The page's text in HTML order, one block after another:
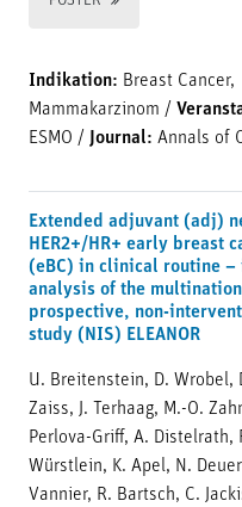
Indikation: Breast Cancer,
Mammakarzinom /
ESMO / Journal: Annals of
Extended adjuvant (adj)
HER2+/HR+ early breast
(eBC) in clinical routine –
analysis of the
prospective, non-
study (NIS) ELEANOR
U. Breitenstein, D. Wrobel,
Zaiss, J. Terhaag, M.-O.
Perlova-Griff, A. Distelrath,
Würstlein, K. Apel, N.
Vannier, R. Bartsch, C.